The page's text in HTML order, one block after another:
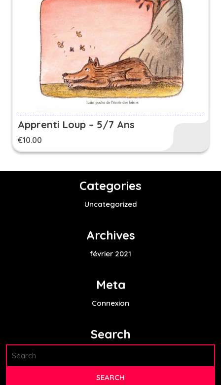
Apprenti Loup – 5/7 Ans
€10.00
Categories
Uncategorized
Archives
février 2021
Meta
Connexion
Search